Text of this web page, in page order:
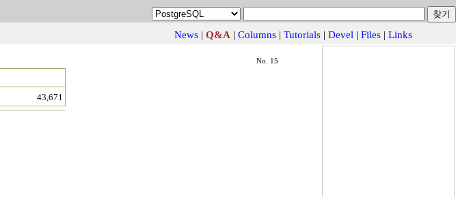
News | Q&A | Columns | Tutorials | Devel | Files | Links
No. 15
43,671